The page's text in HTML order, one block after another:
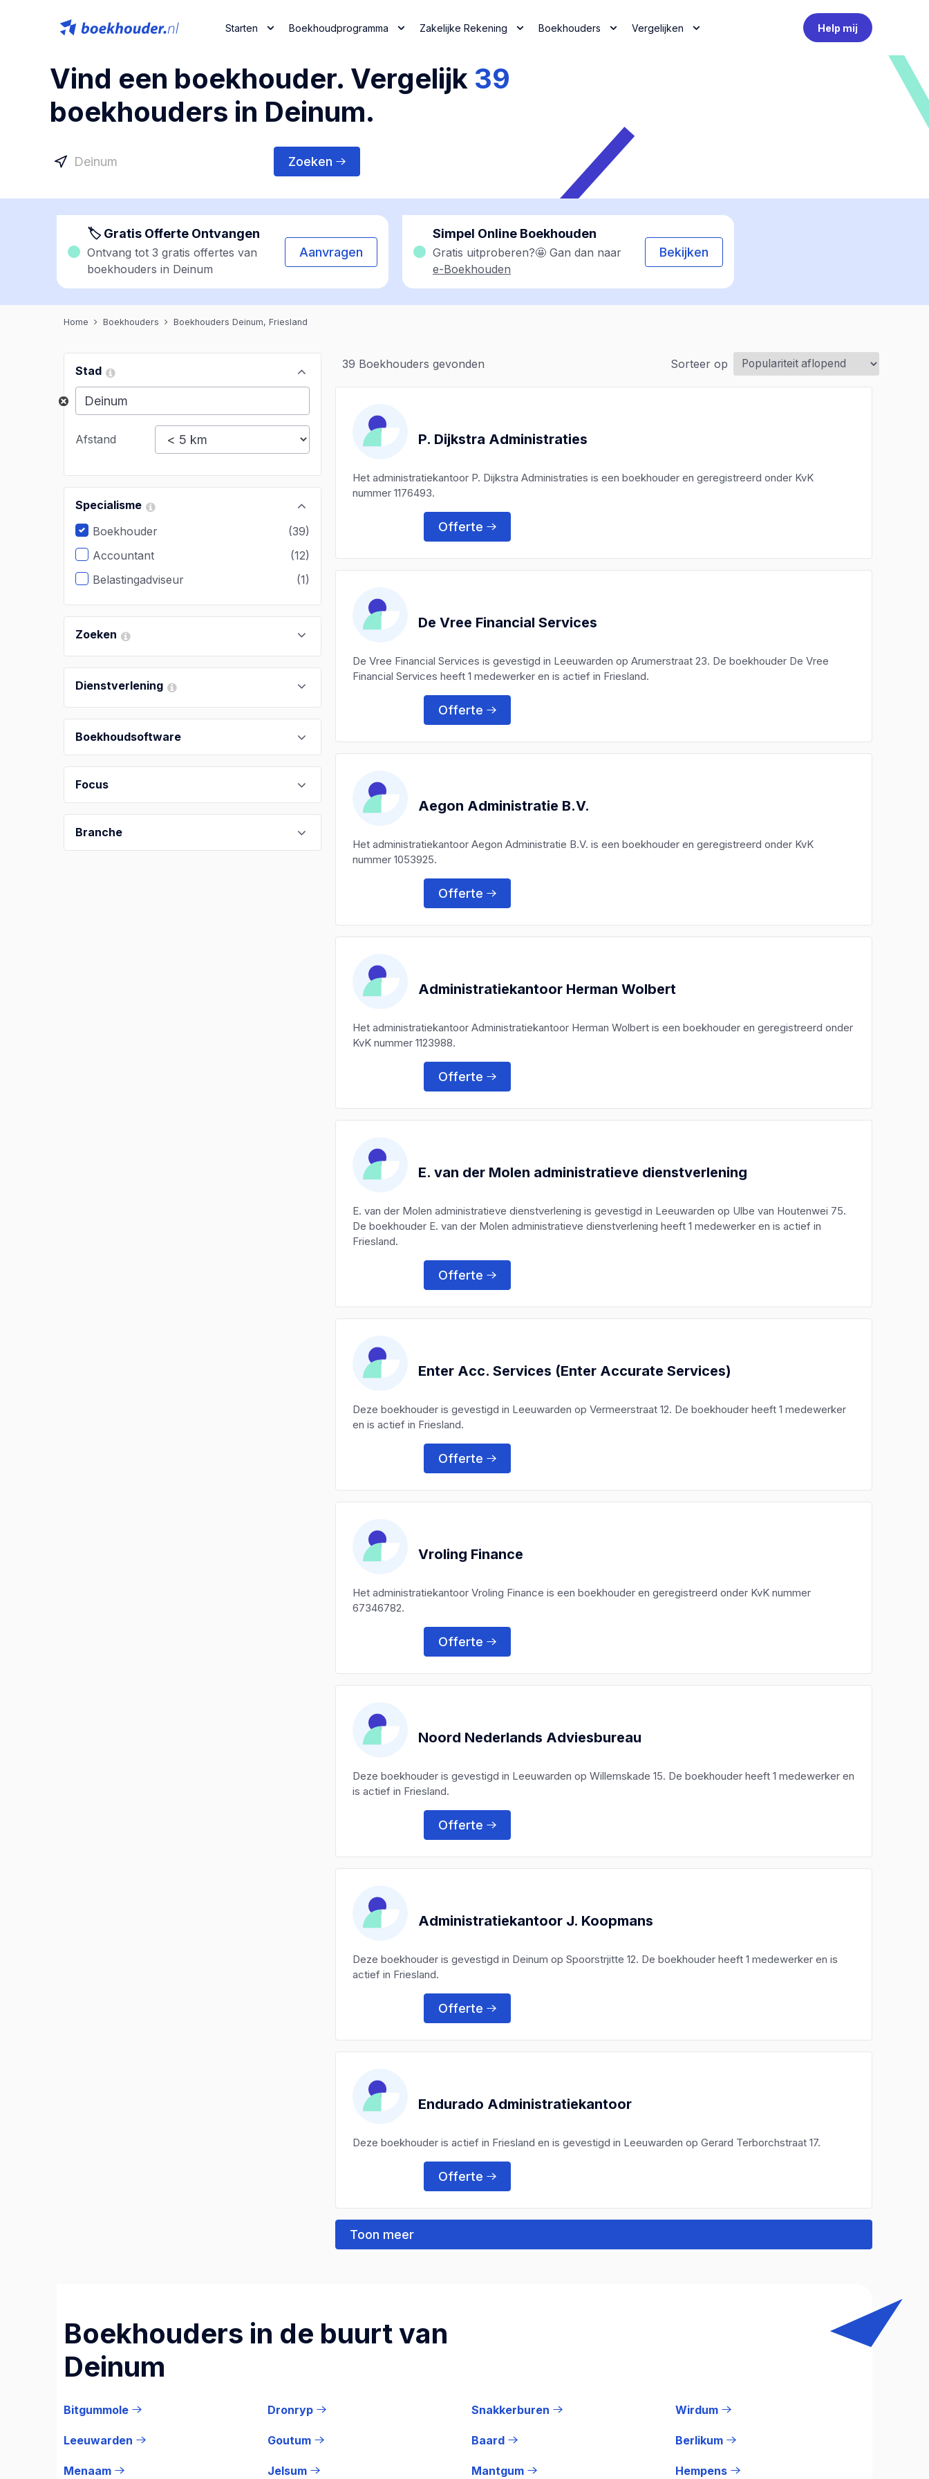
Starten Boekhoudprogramma Zakelijke Rekening Boekhouders Vergelijken Help mij
Vind een boekhouder. Vergelijk 39
boekhouders in Deinum.
Zoeken
🏷 Gratis Offerte Ontvangen
Ontvang tot 3 gratis offertes van
boekhouders in Deinum
Aanvragen
Simpel Online Boekhouden
Gratis uitproberen?🤩 Gan dan naar
e-Boekhouden
Bekijken
Home Boekhouders Boekhouders Deinum, Friesland
Stad
Afstand
Specialisme
Boekhouder
(39)
Accountant
(12)
Belastingadviseur
(1)
Zoeken
Dienstverlening
Boekhoudsoftware
Focus
Branche
39 Boekhouders gevonden Sorteer op
P. Dijkstra Administraties
Het administratiekantoor P. Dijkstra Administraties is een boekhouder en geregistreerd onder KvK
nummer 1176493.
Offerte
De Vree Financial Services
De Vree Financial Services is gevestigd in Leeuwarden op Arumerstraat 23. De boekhouder De Vree
Financial Services heeft 1 medewerker en is actief in Friesland.
Offerte
Aegon Administratie B.V.
Het administratiekantoor Aegon Administratie B.V. is een boekhouder en geregistreerd onder KvK
nummer 1053925.
Offerte
Administratiekantoor Herman Wolbert
Het administratiekantoor Administratiekantoor Herman Wolbert is een boekhouder en geregistreerd onder
KvK nummer 1123988.
Offerte
E. van der Molen administratieve dienstverlening
E. van der Molen administratieve dienstverlening is gevestigd in Leeuwarden op Ulbe van Houtenwei 75.
De boekhouder E. van der Molen administratieve dienstverlening heeft 1 medewerker en is actief in
Friesland.
Offerte
Enter Acc. Services (Enter Accurate Services)
Deze boekhouder is gevestigd in Leeuwarden op Vermeerstraat 12. De boekhouder heeft 1 medewerker
en is actief in Friesland.
Offerte
Vroling Finance
Het administratiekantoor Vroling Finance is een boekhouder en geregistreerd onder KvK nummer
67346782.
Offerte
Noord Nederlands Adviesbureau
Deze boekhouder is gevestigd in Leeuwarden op Willemskade 15. De boekhouder heeft 1 medewerker en
is actief in Friesland.
Offerte
Administratiekantoor J. Koopmans
Deze boekhouder is gevestigd in Deinum op Spoorstrjitte 12. De boekhouder heeft 1 medewerker en is
actief in Friesland.
Offerte
Endurado Administratiekantoor
Deze boekhouder is actief in Friesland en is gevestigd in Leeuwarden op Gerard Terborchstraat 17.
Offerte
Toon meer
Boekhouders in de buurt van
Deinum
Bitgummole
Leeuwarden
Menaam
Dronryp
Goutum
Jelsum
Snakkerburen
Baard
Mantgum
Wirdum
Berlikum
Hempens